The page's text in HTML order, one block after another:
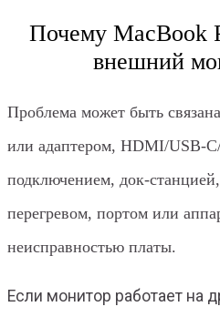
Почему MacBook
внешний
Проблема может быть
или адаптером, HDMI/
подключением, док-
перегревом, портом или
неисправностью платы.
Если монитор работает на